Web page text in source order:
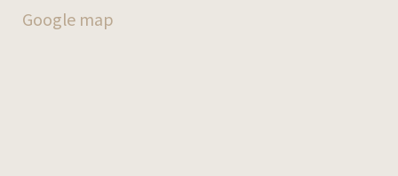
Google map